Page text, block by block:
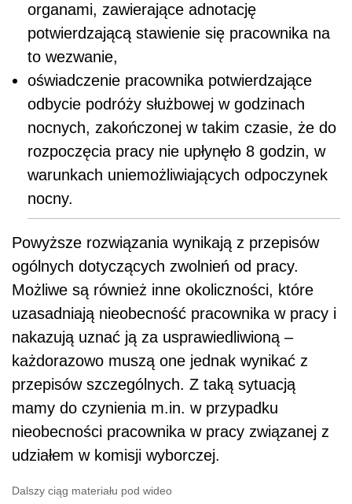
organami, zawierające adnotację
potwierdzającą stawienie się pracownika na
to wezwanie,
oświadczenie pracownika potwierdzające
odbycie podróży służbowej w godzinach
nocnych, zakończonej w takim czasie, że do
rozpoczęcia pracy nie upłynęło 8 godzin, w
warunkach uniemożliwiających odpoczynek
nocny.
Powyższe rozwiązania wynikają z przepisów
ogólnych dotyczących zwolnień od pracy.
Możliwe są również inne okoliczności, które
uzasadniają nieobecność pracownika w pracy i
nakazują uznać ją za usprawiedliwioną –
każdorazowo muszą one jednak wynikać z
przepisów szczególnych. Z taką sytuacją
mamy do czynienia m.in. w przypadku
nieobecności pracownika w pracy związanej z
udziałem w komisji wyborczej.
Dalszy ciąg materiału pod wideo